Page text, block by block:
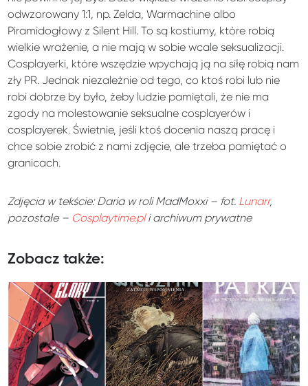
odwzorowany 1:1, np. Zelda, Warmachine albo
Piramidogłowy z Silent Hill. To są kostiumy, które robią
wielkie wrażenie, a nie mają w sobie wcale seksualizacji.
Cosplayerki, które wszędzie wpychają ją na siłę robią nam
zły PR. Jednak niezależnie od tego, co ktoś robi lub nie
robi dobrze by było, żeby ludzie pamiętali, że nie ma
zgody na molestowanie seksualne cosplayerów i
cosplayerek. Świetnie, jeśli ktoś docenia naszą pracę i
chce sobie zrobić z nami zdjęcie, ale trzeba pamiętać o
granicach.
Zdjęcia w tekście: Daria w roli MadMoxxi – fot. Lunarr,
pozostałe – Cosplaytime.pli archiwum prywatne
Zobacz także: